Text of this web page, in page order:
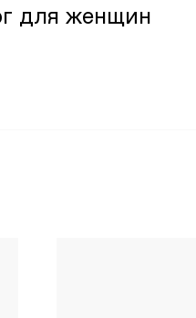
для женщин